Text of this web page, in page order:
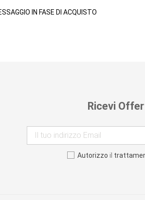
IN FASE DI ACQUISTO
Ricevi
Autorizzo il